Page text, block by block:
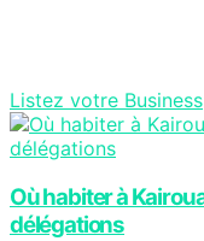
Listez votre Business
Où habiter à
délégations